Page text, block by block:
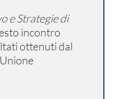
e Strategie di
incontro
ottenuti dal